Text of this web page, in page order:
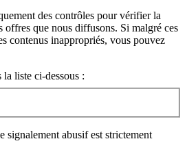
des contrôles pour vérifier la
offres que nous diffusons. Si malgré ces
contenus inappropriés, vous pouvez
liste ci-dessous :
signalement abusif est strictement